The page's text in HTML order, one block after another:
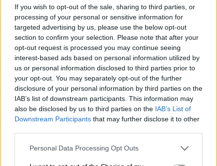
If you wish to opt-out of the sale, sharing to third parties, or
processing of your personal or sensitive information for
targeted advertising by us, please use the below opt-out
section to confirm your selection. Please note that after your
opt-out request is processed you may continue seeing
interest-based ads based on personal information utilized by
us or personal information disclosed to third parties prior to
your opt-out. You may separately opt-out of the further
disclosure of your personal information by third parties on the
IAB’s list of downstream participants. This information may
also be disclosed by us to third parties on the IAB’s List of
Downstream Participants that may further disclose it to other
Personal Data Processing Opt Outs
Θύματα φάρσας εκπαιδευτικός και
καταστηματάρχες στον Αμπελώνα
07/08/2026 , 19:40
Αύριο Σάββατο στη Γιάννουλη η κηδεία
του Αθανασίου Σκόδρα
07/08/2026 , 15:06
Masterclasses στη Γιορτή Κρασιού
Αμπελώνα 2026